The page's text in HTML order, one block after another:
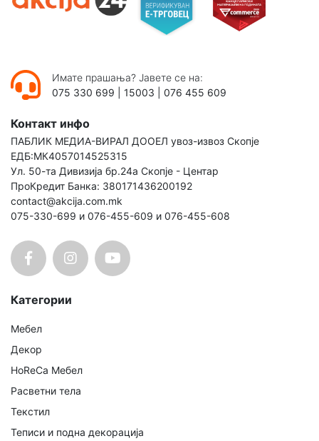
Имате прашања? Јавете се на:
075 330 699
15003 076 455 609
Контакт инфо
ПАБЛИК МЕДИА-ВИРАЛ ДООЕЛ увоз-извоз Скопје
ЕДБ:МК4057014525315
Ул. 50-та Дивизија бр.24а Скопје - Центар
ПроКредит Банка: 380171436200192
contact@akcija.com.mk
075-330-699 и 076-455-609 и 076-455-608
Категории
Мебел
Декор
HoReCa Мебел
Расветни тела
Текстил
Теписи и подна декорација